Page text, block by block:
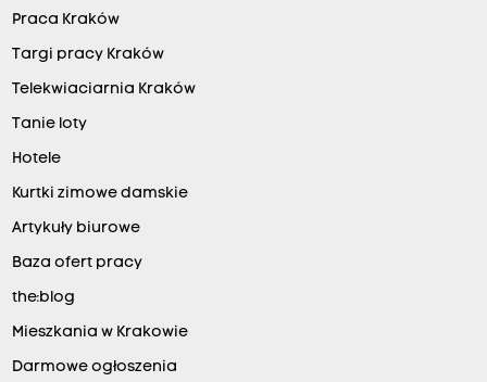
Praca Kraków
Targi pracy Kraków
Telekwiaciarnia Kraków
Tanie loty
Hotele
Kurtki zimowe damskie
Artykuły biurowe
Baza ofert pracy
the:blog
Mieszkania w Krakowie
Darmowe ogłoszenia